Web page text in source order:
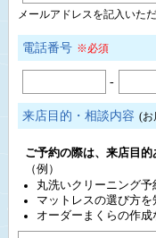
メールアドレスを記入いた
電話番号 ※必須
-
来店目的・相談内容 (お
ご予約の際は、来店目的
（例）
丸洗いクリーニング予
マットレスの選び方を
オーダーまくらの作成